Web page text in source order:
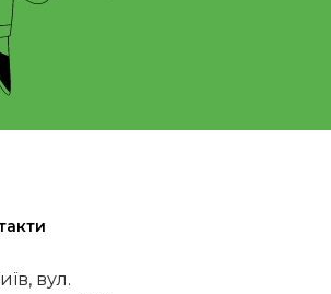
вул.